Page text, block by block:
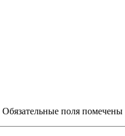
Обязательные поля помечены